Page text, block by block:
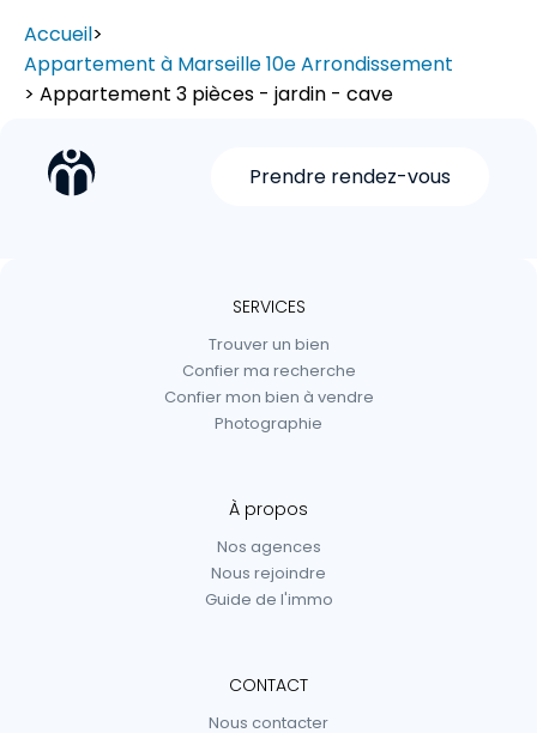
Accueil>
Appartement à Marseille 10e Arrondissement
> Appartement 3 pièces - jardin - cave
Prendre rendez-vous
SERVICES
Trouver un bien
Confier ma recherche
Confier mon bien à vendre
Photographie
À propos
Nos agences
Nous rejoindre
Guide de l'immo
CONTACT
Nous contacter